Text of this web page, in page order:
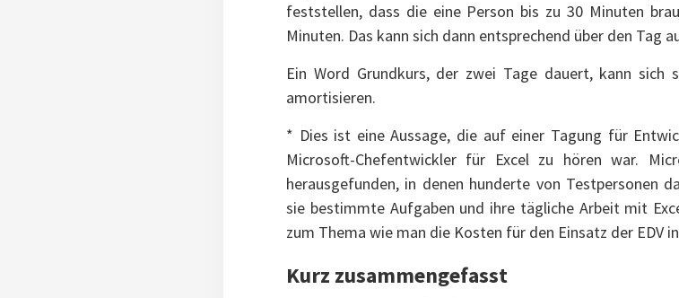
feststellen, dass die eine Person bis zu 30 Minuten
Minuten. Das kann sich dann entsprechend über den Tag
Ein Word Grundkurs, der zwei Tage dauert, kann sich
amortisieren.
* Dies ist eine Aussage, die auf einer Tagung für
Microsoft-Chefentwickler für Excel zu hören war.
herausgefunden, in denen hunderte von Testpersonen
sie bestimmte Aufgaben und ihre tägliche Arbeit mit
zum Thema wie man die Kosten für den Einsatz der EDV
Kurz zusammengefasst